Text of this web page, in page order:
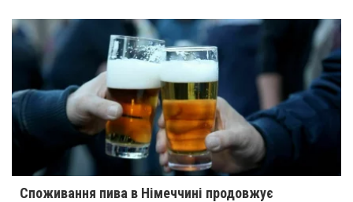
Споживання пива в Німеччині продовжує